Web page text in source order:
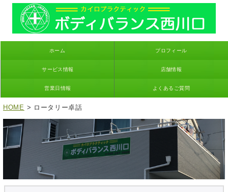
ホーム プロフィール
サービス情報 店舗情報
営業日情報 よくあるご質問
HOME > ロータリー卓話